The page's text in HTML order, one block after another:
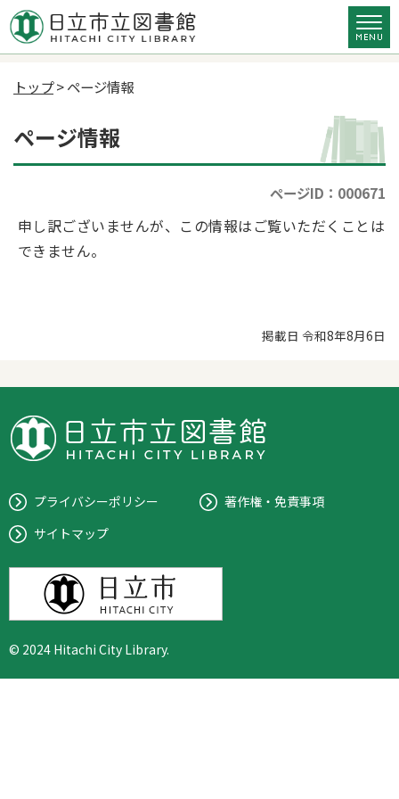
トップ> ページ情報
ページ情報
ページID：000671
申し訳ございませんが、この情報はご覧いただくことは
できません。
掲載日 令和8年8月6日
プライバシーポリシー
著作権・免責事項
サイトマップ
© 2024 Hitachi City Library.